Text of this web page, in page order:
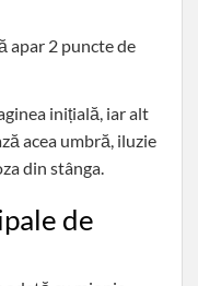
apar 2 puncte de
inițială, iar alt
acea umbră, iluzie
din stânga.
de